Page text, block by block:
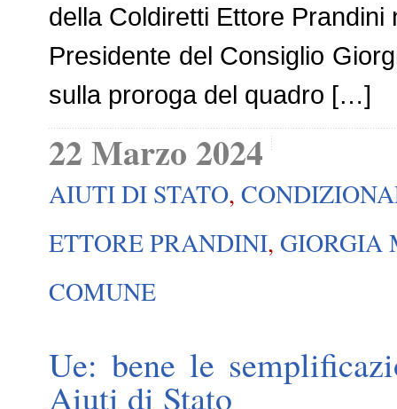
della Coldiretti Ettore Prandini
Presidente del Consiglio
sulla proroga del quadro […]
22 Marzo 2024
AIUTI DI STATO,
ETTORE PRANDINI, GIORGIA
COMUNE
Ue: bene le
Aiuti di Stato